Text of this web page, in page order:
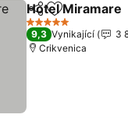
SdíletPřidat na
Hotel Miramare
5 Počet hvězdiček
9,3 Vynikající
3
Crikvenica